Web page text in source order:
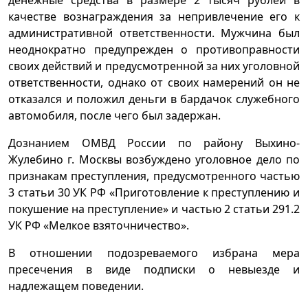
качестве вознаграждения за непривлечение его к
административной ответственности. Мужчина был
неоднократно предупрежден о противоправности
своих действий и предусмотренной за них уголовной
ответственности, однако от своих намерений он не
отказался и положил деньги в бардачок служебного
автомобиля, после чего был задержан.
Дознанием ОМВД России по району Выхино-
Жулебино г. Москвы возбуждено уголовное дело по
признакам преступления, предусмотренного частью
3 статьи 30 УК РФ «Приготовление к преступлению и
покушение на преступление» и частью 2 статьи 291.2
УК РФ «Мелкое взяточничество».
В отношении подозреваемого избрана мера
пресечения в виде подписки о невыезде и
надлежащем поведении.